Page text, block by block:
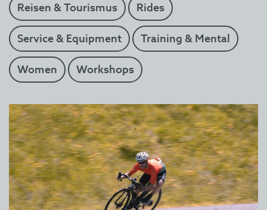
Reisen & Tourismus Rides
Service & Equipment Training & Mental
Women Workshops